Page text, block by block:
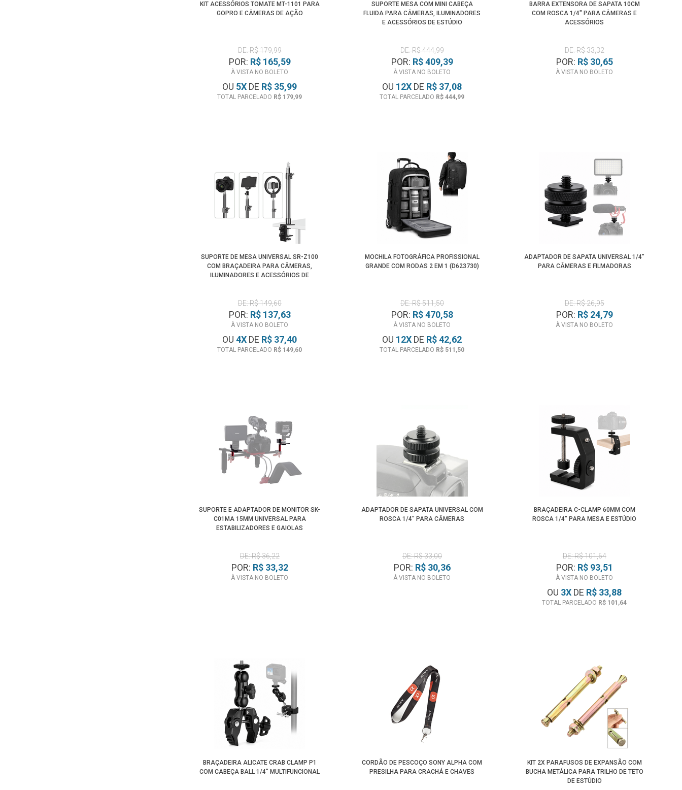
KIT ACESSÓRIOS TOMATE MT-1101 PARA
GOPRO E CÂMERAS DE AÇÃO
DE: R$ 179,99
POR: R$ 165,59
À VISTA NO BOLETO
OU 5X DE R$ 35,99
TOTAL PARCELADO R$ 179,99
SUPORTE MESA COM MINI CABEÇA
FLUIDA PARA CÂMERAS, ILUMINADORES
E ACESSÓRIOS DE ESTÚDIO
DE: R$ 444,99
POR: R$ 409,39
À VISTA NO BOLETO
OU 12X DE R$ 37,08
TOTAL PARCELADO R$ 444,99
BARRA EXTENSORA DE SAPATA 10CM
COM ROSCA 1/4" PARA CÂMERAS E
ACESSÓRIOS
DE: R$ 33,32
POR: R$ 30,65
À VISTA NO BOLETO
SUPORTE DE MESA UNIVERSAL SR-Z100
COM BRAÇADEIRA PARA CÂMERAS,
ILUMINADORES E ACESSÓRIOS DE
DE: R$ 149,60
POR: R$ 137,63
À VISTA NO BOLETO
OU4X DE R$ 37,40
TOTAL PARCELADO R$ 149,60
MOCHILA FOTOGRÁFICA PROFISSIONAL
GRANDE COM RODAS 2 EM 1 (D623730)
DE: R$ 511,50
POR: R$ 470,58
À VISTA NO BOLETO
OU 12X DE R$ 42,62
TOTAL PARCELADO R$ 511,50
ADAPTADOR DE SAPATA UNIVERSAL 1/4"
PARA CÂMERAS E FILMADORAS
DE: R$ 26,95
POR: R$ 24,79
À VISTA NO BOLETO
SUPORTE E ADAPTADOR DE MONITOR SK-
C01MA 15MM UNIVERSAL PARA
ESTABILIZADORES E GAIOLAS
DE: R$ 36,22
POR: R$ 33,32
À VISTA NO BOLETO
ADAPTADOR DE SAPATA UNIVERSAL COM
ROSCA 1/4" PARA CÂMERAS
DE: R$ 33,00
POR: R$ 30,36
À VISTA NO BOLETO
BRAÇADEIRA C-CLAMP 60MM COM
ROSCA 1/4" PARA MESA E ESTÚDIO
DE: R$ 101,64
POR: R$ 93,51
À VISTA NO BOLETO
OU 3X DE R$ 33,88
TOTAL PARCELADO R$ 101,64
BRAÇADEIRA ALICATE CRAB CLAMP P1
COM CABEÇA BALL 1/4" MULTIFUNCIONAL
CORDÃO DE PESCOÇO SONY ALPHA COM
PRESILHA PARA CRACHÁ E CHAVES
KIT 2X PARAFUSOS DE EXPANSÃO COM
BUCHA METÁLICA PARA TRILHO DE TETO
DE ESTÚDIO